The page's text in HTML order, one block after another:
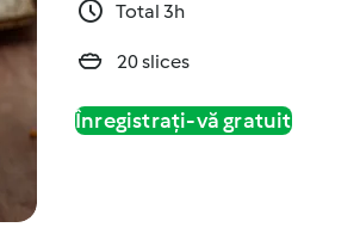
Total 3h
20 slices
Înregistrați-vă gratuit